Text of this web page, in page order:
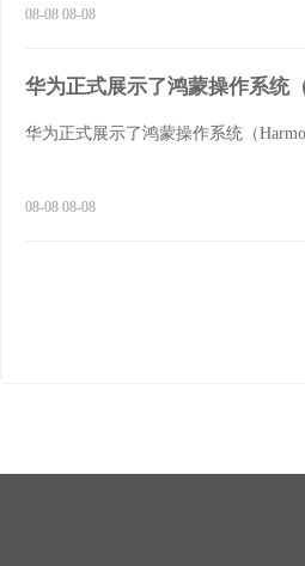
08-08 08-08
华为正式展示了鸿蒙操作系统
华为正式展示了鸿蒙操作系统（
08-08 08-08